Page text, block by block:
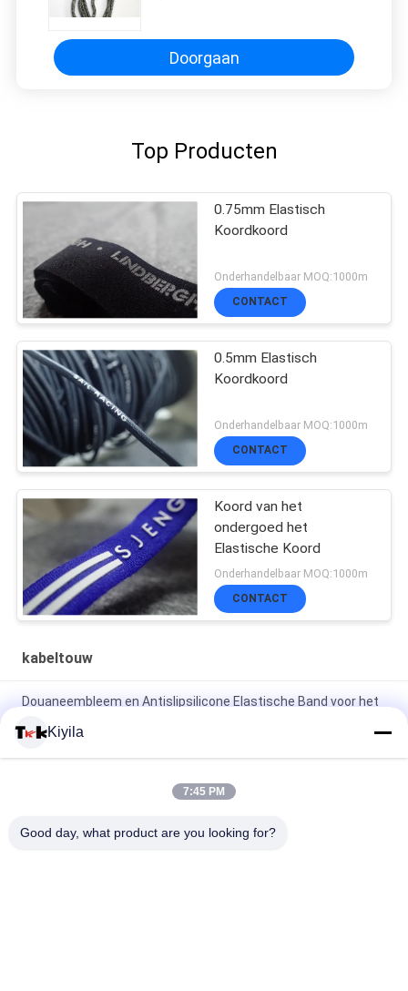
Doorgaan
Top Producten
0.75mm Elastisch
Koordkoord
Onderhandelbaar MOQ:1000m
CONTACT
0.5mm Elastisch
Koordkoord
Onderhandelbaar MOQ:1000m
CONTACT
Koord van het
ondergoed het
Elastische Koord
Onderhandelbaar MOQ:1000m
CONTACT
kabeltouw
Douaneembleem en Antislipsilicone Elastische Band voor het
Hoge Hardnekkigheid 3cm niet Elastische Beschikbare
OEM/ODM van het Koord Vlakke Nylon Koord
met In reliëf gemaakt Embleem
Kiyila
7:45 PM
Good day, what product are you looking for?